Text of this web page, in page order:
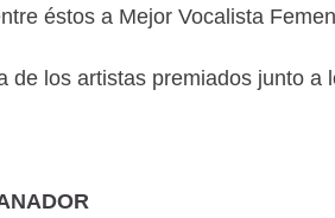
éstos a Mejor Vocalista
de los artistas premiados junto a